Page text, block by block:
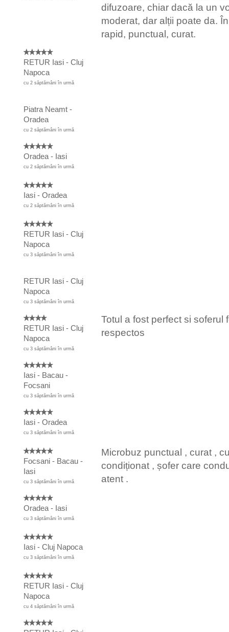
difuzoare, chiar dacă la un
moderat, dar alții poate da.
rapid, punctual, curat.
RETUR Iasi - Cluj
Napoca
cu 2 săptămâni în urmă
Piatra Neamt -
Oradea
cu 2 săptămâni în urmă
Oradea - Iasi
cu 2 săptămâni în urmă
Iasi - Oradea
cu 2 săptămâni în urmă
RETUR Iasi - Cluj
Napoca
cu 3 săptămâni în urmă
RETUR Iasi - Cluj
Napoca
cu 3 săptămâni în urmă
RETUR Iasi - Cluj
Napoca
cu 3 săptămâni în urmă
Totul a fost perfect si soferul
respectos
Iasi - Bacau -
Focsani
cu 3 săptămâni în urmă
Iasi - Oradea
cu 3 săptămâni în urmă
Focsani - Bacau -
Iasi
cu 3 săptămâni în urmă
Microbuz punctual , curat ,
condiționat , șofer care
atent .
Oradea - Iasi
cu 3 săptămâni în urmă
Iasi - Cluj Napoca
cu 3 săptămâni în urmă
RETUR Iasi - Cluj
Napoca
cu 4 săptămâni în urmă